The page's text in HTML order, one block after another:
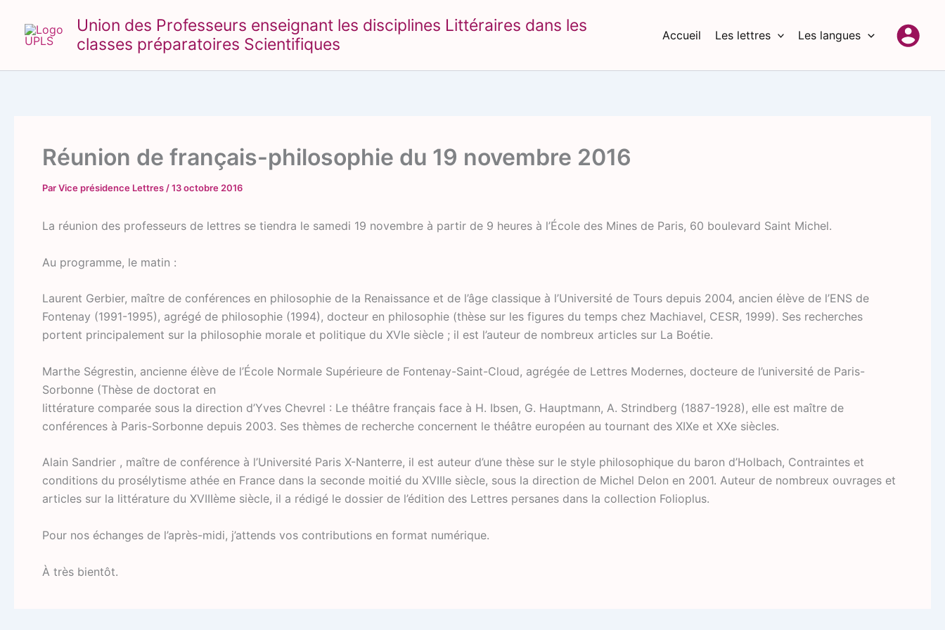
contenu
Union des Professeurs enseignant les disciplines Littéraires dans les
classes préparatoires Scientifiques
Accueil Les lettres Les langues
Réunion de français-philosophie du 19 novembre 2016
ParVice présidence Lettres /13 octobre 2016
La réunion des professeurs de lettres se tiendra le samedi 19 novembre à partir de 9 heures à l’École des Mines de Paris, 60 boulevard Saint Michel.
Au programme, le matin :
Laurent Gerbier, maître de conférences en philosophie de la Renaissance et de l’âge classique à l’Université de Tours depuis 2004, ancien élève de l’ENS de
Fontenay (1991-1995), agrégé de philosophie (1994), docteur en philosophie (thèse sur les figures du temps chez Machiavel, CESR, 1999). Ses recherches
portent principalement sur la philosophie morale et politique du XVIe siècle ; il est l’auteur de nombreux articles sur La Boétie.
Marthe Ségrestin, ancienne élève de l’École Normale Supérieure de Fontenay-Saint-Cloud, agrégée de Lettres Modernes, docteure de l’université de Paris-
Sorbonne (Thèse de doctorat en
littérature comparée sous la direction d’Yves Chevrel : Le théâtre français face à H. Ibsen, G. Hauptmann, A. Strindberg (1887-1928), elle est maître de
conférences à Paris-Sorbonne depuis 2003. Ses thèmes de recherche concernent le théâtre européen au tournant des XIXe et XXe siècles.
Alain Sandrier , maître de conférence à l’Université Paris X-Nanterre, il est auteur d’une thèse sur le style philosophique du baron d’Holbach, Contraintes et
conditions du prosélytisme athée en France dans la seconde moitié du XVIIIe siècle, sous la direction de Michel Delon en 2001. Auteur de nombreux ouvrages et
articles sur la littérature du XVIIIème siècle, il a rédigé le dossier de l’édition des Lettres persanes dans la collection Folioplus.
Pour nos échanges de l’après-midi, j’attends vos contributions en format numérique.
À très bientôt.